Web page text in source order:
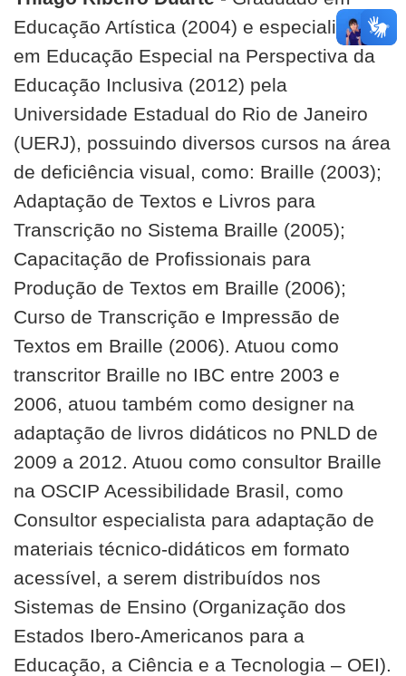
Educação Artística (2004) e especialista
em Educação Especial na Perspectiva da
Educação Inclusiva (2012) pela
Universidade Estadual do Rio de Janeiro
(UERJ), possuindo diversos cursos na área
de deficiência visual, como: Braille (2003);
Adaptação de Textos e Livros para
Transcrição no Sistema Braille (2005);
Capacitação de Profissionais para
Produção de Textos em Braille (2006);
Curso de Transcrição e Impressão de
Textos em Braille (2006). Atuou como
transcritor Braille no IBC entre 2003 e
2006, atuou também como designer na
adaptação de livros didáticos no PNLD de
2009 a 2012. Atuou como consultor Braille
na OSCIP Acessibilidade Brasil, como
Consultor especialista para adaptação de
materiais técnico-didáticos em formato
acessível, a serem distribuídos nos
Sistemas de Ensino (Organização dos
Estados Ibero-Americanos para a
Educação, a Ciência e a Tecnologia – OEI).